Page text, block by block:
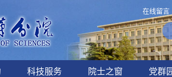
在线留言
科技服务 院士之窗 党群